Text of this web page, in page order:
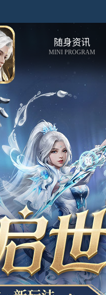
随身资讯
MINI PROGRAM